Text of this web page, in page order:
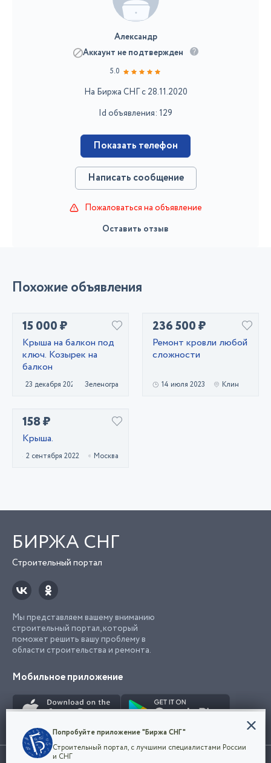
Александр
Аккаунт не подтвержден
5.0
На Биржа СНГ с 28.11.2020
Id объявления: 129
Показать телефон
Написать сообщение
Пожаловаться на объявление
Оставить отзыв
Похожие объявления
15 000 ₽
Крыша на балкон под
ключ. Козырек на
балкон
23 декабря 2020 Зеленоград
236 500 ₽
Ремонт кровли любой
сложности
14 июля 2023 Клин
158 ₽
Крыша.
2 сентября 2022 Москва
БИРЖА СНГ
Строительный портал
Мы представляем вашему вниманию
строительный портал, который
поможет решить вашу проблему в
области строительства и ремонта.
Мобильное приложение
Использование сайта, в том числе подача объявлений, означает
Конфиденциальность
Мы используем файлы cookie, чтобы сделать
наш сайт удобным для каждого
Попробуйте приложение "Биржа СНГ"
Строительный портал, с лучшими специалистами России
и СНГ